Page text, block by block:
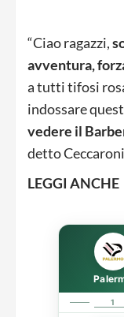
“Ciao ragazzi,
avventura,
a tutti tifosi
indossare
vedere il
detto
LEGGI ANCHE
1